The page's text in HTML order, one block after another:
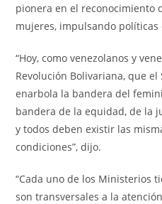
pionera en el reconocimiento
mujeres, impulsando
“Hoy, como venezolanos y
Revolución Bolivariana, que
enarbola la bandera del
bandera de la equidad, de la
y todos deben existir las
condiciones”, dijo.
“Cada uno de los Ministerios
son transversales a la